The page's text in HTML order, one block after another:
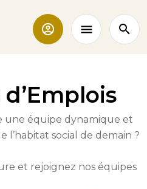
une équipe dynamique et
social de demain ?
et rejoignez nos équipes